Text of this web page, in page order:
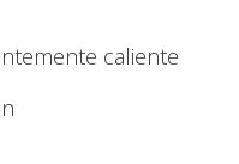
caliente